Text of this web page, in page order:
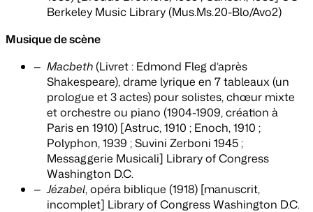
Berkeley Music Library (Mus.Ms.20-Blo/Avo2)
Musique de scène
Macbeth(Livret : Edmond Fleg d’après
Shakespeare), drame lyrique en 7 tableaux (un
prologue et 3 actes) pour solistes, chœur mixte
et orchestre ou piano (1904-1909, création à
Paris en 1910) [Astruc, 1910 ; Enoch, 1910 ;
Polyphon, 1939 ; Suvini Zerboni 1945 ;
Messaggerie Musicali] Library of Congress
Washington D.C.
Jézabel, opéra biblique (1918) [manuscrit,
incomplet] Library of Congress Washington D.C.